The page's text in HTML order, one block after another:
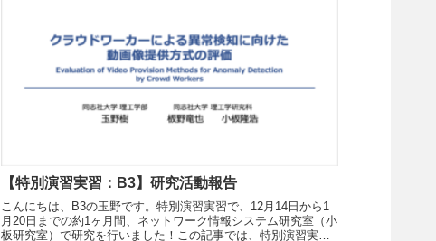
【特別演習実習：B3】研究活動報告
こんにちは、B3の玉野です。特別演習実習で、12月14日から1
月20日までの約1ヶ月間、ネットワーク情報システム研究室（小
板研究室）で研究を行いました！この記事では、特別演習実習